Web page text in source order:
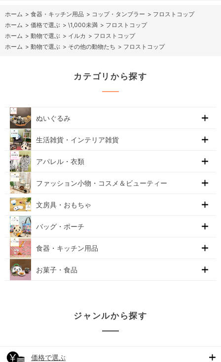
ホーム > 食器・キッチン用品 > コップ・タンブラー > フロストコップ
ホーム > 価格で選ぶ > \1,000未満 > フロストコップ
ホーム > 動物で選ぶ > イルカ > フロストコップ
ホーム > 動物で選ぶ > その他の動物たち > フロストコップ
カテゴリから探す
ぬいぐるみ
生活雑貨・インテリア雑貨
アパレル・衣類
ファッション小物・コスメ＆ビューティー
文房具・おもちゃ
バッグ・ポーチ
食器・キッチン用品
お菓子・食品
ジャンルから探す
価格で選ぶ